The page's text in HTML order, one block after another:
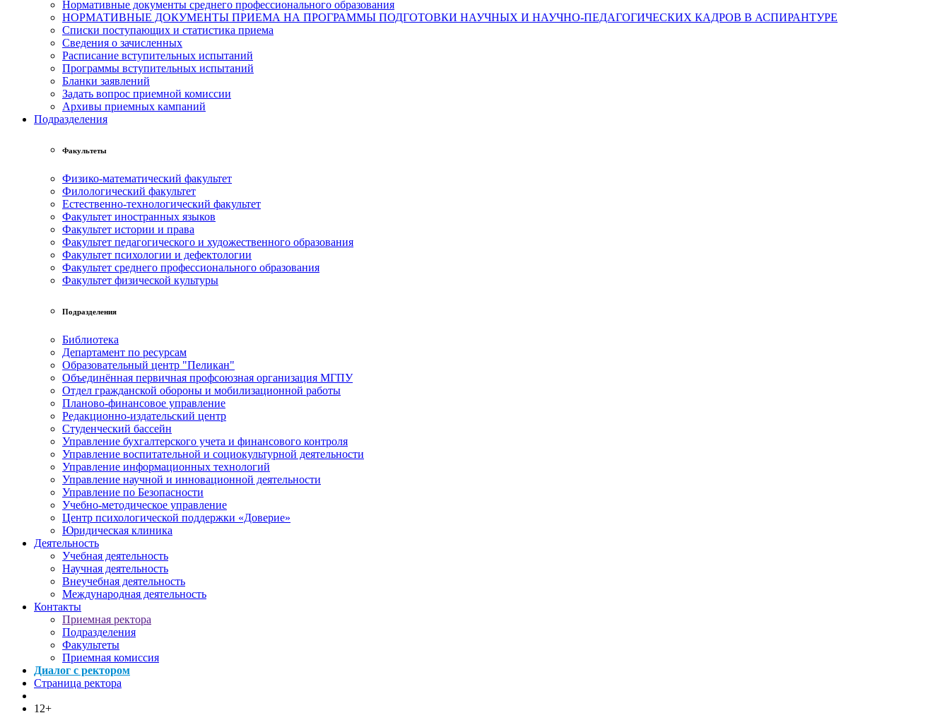
Нормативные документы среднего профессионального образования
НОРМАТИВНЫЕ ДОКУМЕНТЫ ПРИЕМА НА ПРОГРАММЫ ПОДГОТОВКИ НАУЧНЫХ И НАУЧНО-ПЕДАГОГИЧЕСКИХ КАДРОВ В АСПИРАНТУРЕ
Списки поступающих и статистика приема
Сведения о зачисленных
Расписание вступительных испытаний
Программы вступительных испытаний
Бланки заявлений
Задать вопрос приемной комиссии
Архивы приемных кампаний
Подразделения
Факультеты
Физико-математический факультет
Филологический факультет
Естественно-технологический факультет
Факультет иностранных языков
Факультет истории и права
Факультет педагогического и художественного образования
Факультет психологии и дефектологии
Факультет среднего профессионального образования
Факультет физической культуры
Подразделения
Библиотека
Департамент по ресурсам
Образовательный центр "Пеликан"
Объединённая первичная профсоюзная организация МГПУ
Отдел гражданской обороны и мобилизационной работы
Планово-финансовое управление
Редакционно-издательский центр
Студенческий бассейн
Управление бухгалтерского учета и финансового контроля
Управление воспитательной и социокультурной деятельности
Управление информационных технологий
Управление научной и инновационной деятельности
Управление по Безопасности
Учебно-методическое управление
Центр психологической поддержки «Доверие»
Юридическая клиника
Деятельность
Учебная деятельность
Научная деятельность
Внеучебная деятельность
Международная деятельность
Контакты
Приемная ректора
Подразделения
Факультеты
Приемная комиссия
Диалог с ректором
Страница ректора
12+